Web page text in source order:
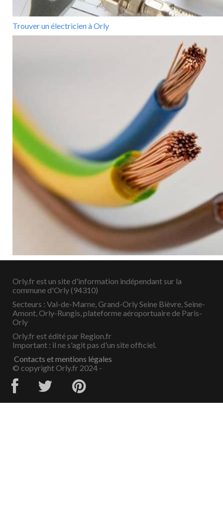
Trouver un électricien à Orly
Orly.fr est un site d'information indépendant sur la
commune d'Orly (94310)
Secteurs : Val-de-Marne, Grand-Orly Seine Bièvre, Seine-
Amont, Orly-Rungis, plateforme aéroportuaire de Paris-
Orly
Orly.fr est édité par Region.fr
Important : il ne s'agit pas d'un site officiel.
Contacts et mentions légales
© copyright Orly.fr 2024 -